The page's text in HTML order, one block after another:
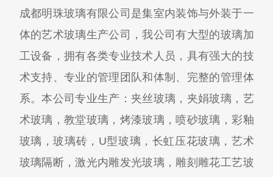
成都明珠玻璃有限公司是集室内装饰与外装于一
体的艺术玻璃生产公司，我公司有大型的玻璃加
工设备，拥有各类专业技术人员，具有强大的技
术支持、专业的管理团队和体制、完整的管理体
系。本公司专业生产：夹丝玻璃，夹娟玻璃，艺
术玻璃，教堂玻璃，烤漆玻璃，喷砂玻璃，彩釉
玻璃，玻璃砖，U型玻璃，长虹压花玻璃，艺术
玻璃隔断，激光内雕发光玻璃，雕刻雕花工艺玻